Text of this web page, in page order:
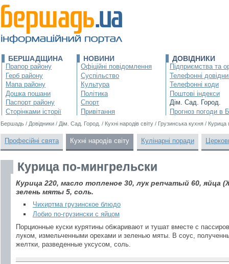
БЕРШАДЩИНА
Прапор району
Герб району
Мапа району
Дошка пошани
Паспорт району
Сторінками історії
НОВИНИ
Офіційні повідомлення
Суспільство
Культура
Політика
Спорт
Привітання
ДОВІДНИКИ
Підприємства та
Телефонні
Телефонні коди
Поштові індекси
Дім. Сад. Город.
Прогноз погоди в
Бершадь / Довідники / Дім. Сад. Город. / Кухні народів світу / Грузинська кухня / Курица
Професійні свята Кухні народів світу Кулінарні поради
Курица по-мингрельски
Курица 220, масло топленое 30, лук репчатый 60, яйца
зелень мяты 5, соль.
Чихиртма грузинское блюдо
Лобио по-грузински с яйцом
Порционные куски курятины обжаривают и тушат вместе с
луком, измельченными орехами и зеленью мяты. В соус,
желтки, разведенные уксусом, соль.